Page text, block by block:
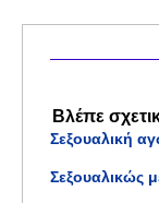
Βλέπε
Σεξουαλική
Σεξουαλικώς